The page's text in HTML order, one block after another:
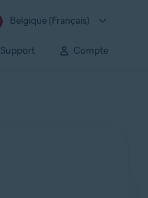
Belgique (Français)
Support Compte